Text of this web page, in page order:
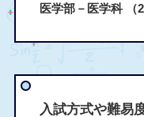
医学部－医学科
入試方式や難易